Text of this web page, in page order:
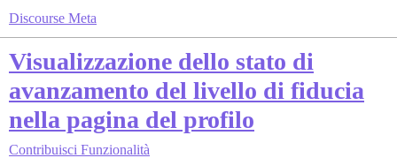
Discourse Meta
Visualizzazione dello stato di
avanzamento del livello di fiducia
nella pagina del profilo
Contribuisci Funzionalità